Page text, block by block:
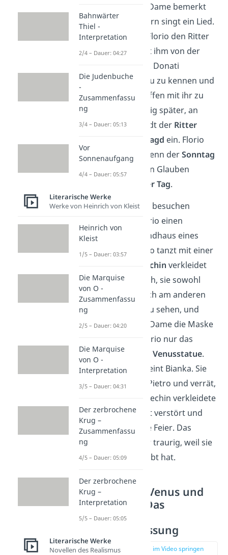
sieht. Die Dame bemerkt
Florio nicht, sondern singt ein Lied.
Kurz darauf trifft Florio den Ritter
Donati und erzählt ihm von der
schönen Fremden. Donati
behauptet, die Frau zu kennen und
verspricht, ein Treffen mit ihr zu
organisieren. Wenig später, an
einem Sonntag, lädt der Ritter
Jagd ein. Florio
lehnt jedoch ab: Denn derSonntag
ist dem christlichen Glauben
heiliger Tag.
Einige Tage später besuchen
Fortunato und Florio einen
Maskenball
im Landhaus eines
Herrn Pietro
. Florio tanzt mit einer
Griechin verkleidet
ist. Er glaubt jedoch, sie sowohl
neben sich, als auch am anderen
Ende des Raums zu sehen, und
erschrickt. Als die Dame die Maske
abnimmt, sieht Florio nur das
starre Gesicht der Venusstatue.
Kurz darauf erscheint Bianka. Sie
ist die Nichte von Pietro und verrät,
dass sie die als Griechin verkleidete
Dame sei. Florio ist verstört und
verlässt abrupt die Feier. Das
macht Bianka sehr traurig, weil sie
sich in Florio verliebt hat.
Im Bann der Venus und
Auflösung – Das
Marmorbild
Zusammenfassung
zur Stelle im Video springen
Bahnwärter
Thiel -
Interpretation
2/4 – Dauer: 04:27
Die Judenbuche
-
Zusammenfassu
ng
3/4 – Dauer: 05:13
Vor
Sonnenaufgang
4/4 – Dauer: 05:57
Literarische Werke
Werke von Heinrich von Kleist
Heinrich von
Kleist
1/5 – Dauer: 03:57
Die Marquise
von O -
Zusammenfassu
ng
2/5 – Dauer: 04:20
Die Marquise
von O -
Interpretation
3/5 – Dauer: 04:31
Der zerbrochene
Krug –
Zusammenfassu
ng
4/5 – Dauer: 05:09
Der zerbrochene
Krug –
Interpretation
5/5 – Dauer: 05:05
Literarische Werke
Novellen des Realismus